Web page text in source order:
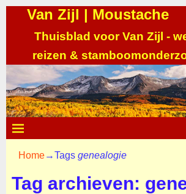
Van Zijl | Moustache
Thuisblad voor Van Zijl -
reizen &
Home→Tags genealogie
Tag archieven: